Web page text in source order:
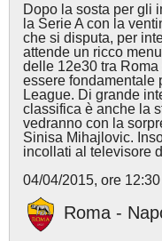
Dopo la sosta per gli
la Serie A con la
che si disputa, per
attende un ricco
delle 12e30 tra
essere fondamentale
League. Di grande
classifica è anche la
vedranno con la
Sinisa Mihajlovic.
incollati al televisore
04/04/2015, ore 12:30
Roma -